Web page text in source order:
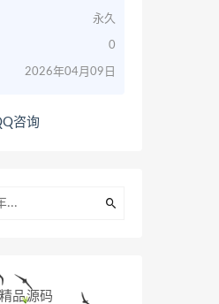
永久
0
2026年04月09日
咨询
品源码